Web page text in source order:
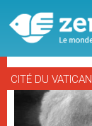
CITÉ DU VATICAN